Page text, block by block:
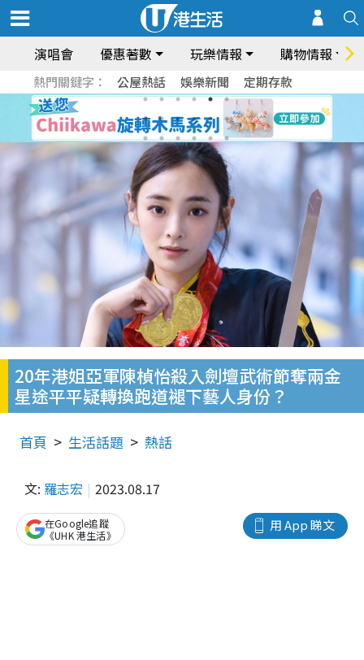
演唱會 優惠著數 玩樂情報 購物情報
熱門關鍵字： 公屋熱話 娛樂新聞 定期存款
20年港姐亞軍陳楨怡殺入劍壇武術節奪兩金
星途平平疑轉換跑道褪下藝人身份？
首頁 生活話題 熱話
文: 羅志宏 2023.08.17
用 App 睇文
在Google追蹤
《UHK 港生活》